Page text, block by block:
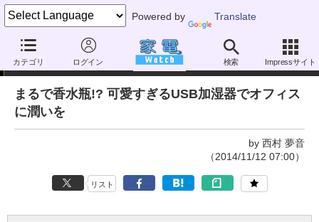
Powered by Translate
カテゴリ ログイン 検索 Impressサイト
やじうまミニレビュー
まるで香水瓶!? 可愛すぎるUSB加湿器でオフィス
に潤いを
by 西村 夢音
（2014/11/12 07:00）
リスト